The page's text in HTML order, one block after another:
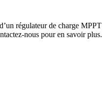
régulateur de charge MPPT
nous pour en savoir plus.